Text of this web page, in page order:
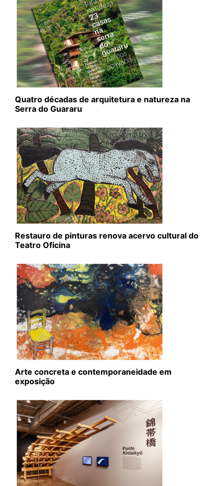
Quatro décadas de arquitetura e natureza na
Serra do Guararu
Restauro de pinturas renova acervo cultural do
Teatro Oficina
Arte concreta e contemporaneidade em
exposição